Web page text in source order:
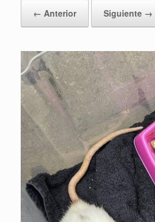
← Anterior
Siguiente →